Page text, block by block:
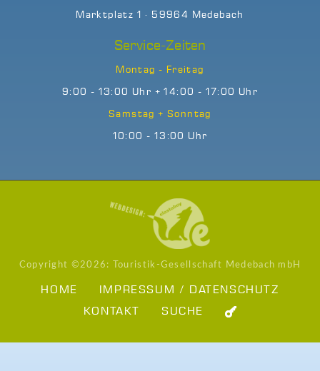
Marktplatz 1 · 59964 Medebach
Service-Zeiten
Montag - Freitag
9:00 - 13:00 Uhr + 14:00 - 17:00 Uhr
Samstag + Sonntag
10:00 - 13:00 Uhr
Copyright ©2026: Touristik-Gesellschaft Medebach mbH
HOME
IMPRESSUM / DATENSCHUTZ
KONTAKT
SUCHE